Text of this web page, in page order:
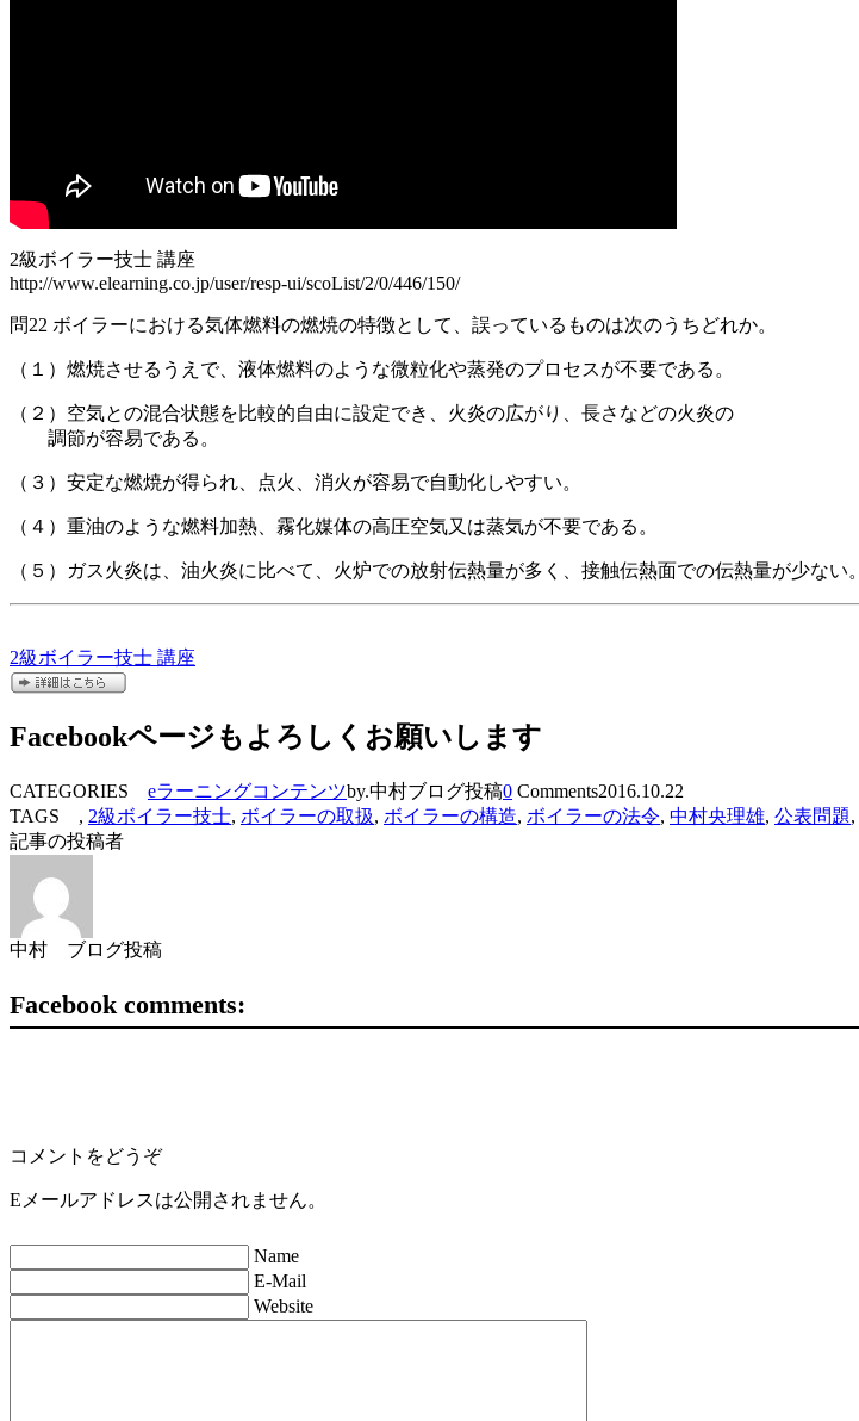
2級ボイラー技士 講座
http://www.elearning.co.jp/user/resp-ui/scoList/2/0/446/150/
問22 ボイラーにおける気体燃料の燃焼の特徴として、誤っているものは次のうちどれか。
（１）燃焼させるうえで、液体燃料のような微粒化や蒸発のプロセスが不要である。
（２）空気との混合状態を比較的自由に設定でき、火炎の広がり、長さなどの火炎の
調節が容易である。
（３）安定な燃焼が得られ、点火、消火が容易で自動化しやすい。
（４）重油のような燃料加熱、霧化媒体の高圧空気又は蒸気が不要である。
（５）ガス火炎は、油火炎に比べて、火炉での放射伝熱量が多く、接触伝熱面での伝熱量が少ない。
2級ボイラー技士 講座
Facebookページもよろしくお願いします
CATEGORIES eラーニングコンテンツby.中村ブログ投稿0 Comments2016.10.22
TAGS , 2級ボイラー技士, ボイラーの取扱, ボイラーの構造, ボイラーの法令, 中村央理雄, 公表問題,
記事の投稿者
中村 ブログ投稿
Facebook comments:
コメントをどうぞ
Eメールアドレスは公開されません。
Name
E-Mail
Website